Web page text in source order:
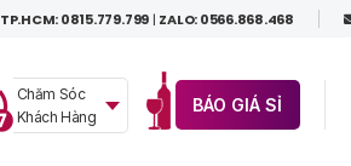
TP.HCM: 0815.779.799 | ZALO: 0566.868.468
BÁO GIÁ SỈ
Chăm Sóc
Khách Hàng